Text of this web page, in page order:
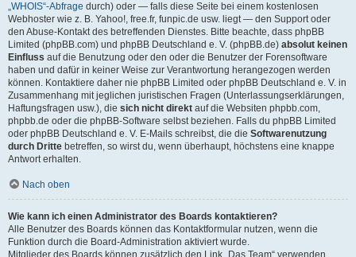
„WHOIS“-Abfrage durch) oder — falls diese Seite bei einem kostenlosen
Webhoster wie z. B. Yahoo!, free.fr, funpic.de usw. liegt — den Support oder
den Abuse-Kontakt des betreffenden Dienstes. Bitte beachte, dass phpBB
Limited (phpBB.com) und phpBB Deutschland e. V. (phpBB.de) absolut keinen
Einfluss auf die Benutzung oder den oder die Benutzer der Forensoftware
haben und dafür in keiner Weise zur Verantwortung herangezogen werden
können. Kontaktiere daher nie phpBB Limited oder phpBB Deutschland e. V. in
Zusammenhang mit jeglichen juristischen Fragen (Unterlassungserklärungen,
Haftungsfragen usw.), die sich nicht direkt auf die Websiten phpbb.com,
phpbb.de oder die phpBB-Software selbst beziehen. Falls du phpBB Limited
oder phpBB Deutschland e. V. E-Mails schreibst, die die Softwarenutzung
durch Dritte betreffen, so wirst du, wenn überhaupt, höchstens eine knappe
Antwort erhalten.
Nach oben
Wie kann ich einen Administrator des Boards kontaktieren?
Alle Benutzer des Boards können das Kontaktformular nutzen, wenn die
Funktion durch die Board-Administration aktiviert wurde.
Mitglieder des Boards können zusätzlich den Link „Das Team“ verwenden.